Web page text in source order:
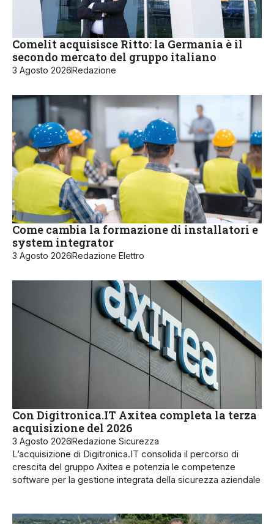
Comelit acquisisce Ritto: la Germania è il
secondo mercato del gruppo italiano
3 Agosto 2026Redazione
Come cambia la formazione di installatori e
system integrator
3 Agosto 2026Redazione Elettro
Con Digitronica.IT Axitea completa la terza
acquisizione del 2026
3 Agosto 2026Redazione Sicurezza
L’acquisizione di Digitronica.IT consolida il percorso di
crescita del gruppo Axitea e potenzia le competenze
software per la gestione integrata della sicurezza aziendale